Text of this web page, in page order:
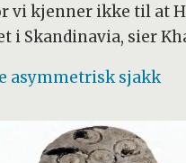
vi kjenner ikke til
Skandinavia, sier
asymmetrisk sjakk